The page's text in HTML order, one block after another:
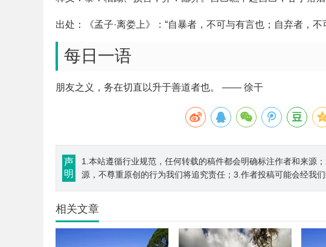
出处：《孟子·离娄上》：“自暴者，不可与有言也；自弃者，不
每日一语
朋友之义，务在切直以升于善道者也。 —— 徐干
声
明
1.本站遵循行业规范，任何转载的稿件都会明确标注作者和来源
源，不尊重原创的行为我们将追究责任；3.作者投稿可能会经我们
相关文章